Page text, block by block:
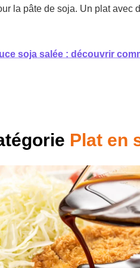
la pâte de soja. Un plat avec
soja salée : découvrir
Plat en